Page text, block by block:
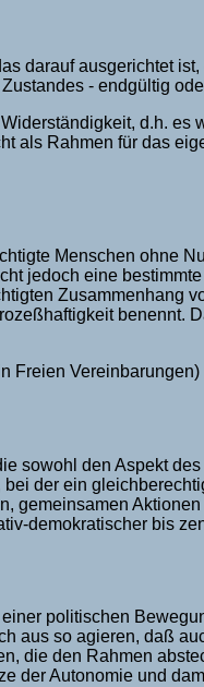
darauf ausgerichtet
- endgültig
d.h.
als Rahmen für das
Menschen ohne
jedoch eine
Zusammenhang
benennt.
Freien Vereinbarungen)
sowohl den Aspekt
der ein
gemeinsamen
demokratischer bis
politischen
aus so agieren, daß
die den Rahmen
der Autonomie und